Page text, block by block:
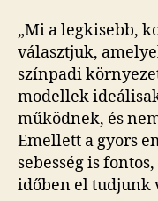
„Mi a legkisebb,
választjuk,
színpadi
modellek
működnek, és
Emellett a gyors
sebesség is
időben el tudjunk